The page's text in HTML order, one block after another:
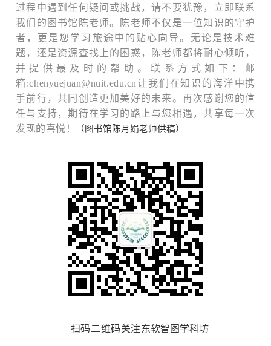
过程中遇到任何疑问或挑战，请不要犹豫，立即联系
我们的图书馆陈老师。陈老师不仅是一位知识的守护
者，更是您学习旅途中的贴心向导。无论是技术难
题，还是资源查找上的困惑，陈老师都将耐心倾听，
并提供最及时的帮助。联系方式如下：邮
箱:chenyuejuan@nuit.edu.cn让我们在知识的海洋中携
手前行，共同创造更加美好的未来。再次感谢您的信
任与支持，期待在学习的路上与您相遇，共享每一次
发现的喜悦！
（图书馆陈月娟老师供稿）
扫码二维码关注东软智图学科坊